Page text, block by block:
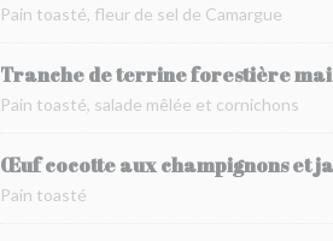
Pain toasté, fleur de sel de Camargue
Tranche de terrine forestière
Pain toasté, salade mêlée et cornichons
Œuf cocotte aux champignons et
Pain toasté